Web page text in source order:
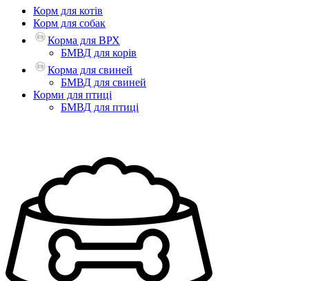
Корм для котів
Корм для собак
Корма для ВРХ
БМВД для корів
Корма для свиней
БМВД для свиней
Корми для птиці
БМВД для птиці